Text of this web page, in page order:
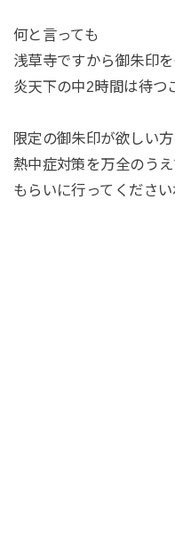
何と言っても
浅草寺ですから御朱印
炎天下の中2時間は待つ
限定の御朱印が欲しい
熱中症対策を万全のうえ
もらいに行ってください